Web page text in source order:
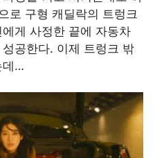
로 구형 캐딜락의 트렁크
게 사정한 끝에 자동차
공한다. 이제 트렁크 밖
데…